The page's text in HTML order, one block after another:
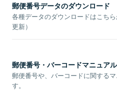
郵便番号データのダウンロード
各種データのダウンロードはこち
更新）
郵便番号・バーコードマニュアル
郵便番号や、バーコードに関する
す。